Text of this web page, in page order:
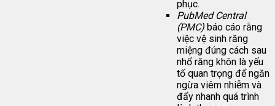
phục.
PubMed Central
(PMC) báo cáo rằng
việc vệ sinh răng
miệng đúng cách sau
nhổ răng khôn là yếu
tố quan trọng để ngăn
ngừa viêm nhiễm và
đẩy nhanh quá trình